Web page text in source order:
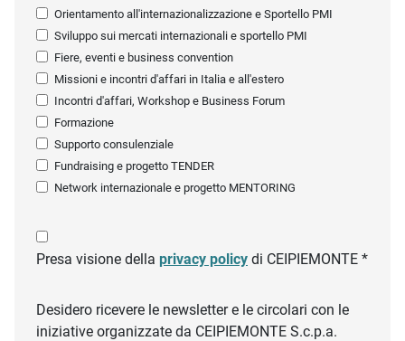
Orientamento all'internazionalizzazione e Sportello PMI
Sviluppo sui mercati internazionali e sportello PMI
Fiere, eventi e business convention
Missioni e incontri d'affari in Italia e all'estero
Incontri d'affari, Workshop e Business Forum
Formazione
Supporto consulenziale
Fundraising e progetto TENDER
Network internazionale e progetto MENTORING
Presa visione della privacy policy di CEIPIEMONTE *
Desidero ricevere le newsletter e le circolari con le
iniziative organizzate da CEIPIEMONTE S.c.p.a.